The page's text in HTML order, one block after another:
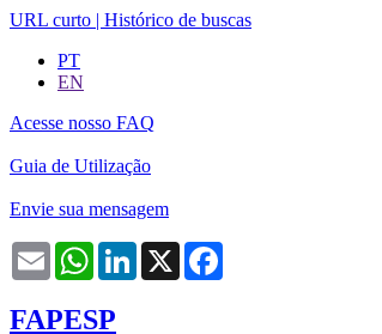
URL curto | Histórico de buscas
PT
EN
Acesse nosso FAQ
Guia de Utilização
Envie sua mensagem
Email WhatsAppLinkedIn
X
FAPESP